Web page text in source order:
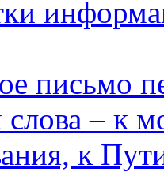
письмо
– к
к